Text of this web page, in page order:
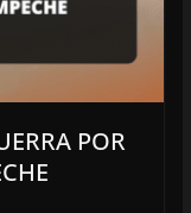
POR